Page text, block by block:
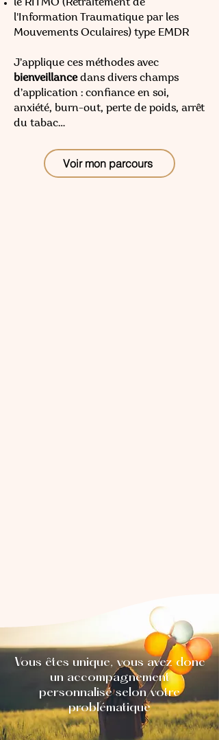
le RITMO (Retraitement de
l'Information Traumatique par les
Mouvements Oculaires) type EMDR
J’applique ces méthodes avec
bienveillancedans divers champs
d’application : confiance en soi,
anxiété, burn-out, perte de poids, arrêt
du tabac…
Voir mon parcours
Vous êtes unique, vous avez donc
un accompagnement
personnalisé selon votre
problématique